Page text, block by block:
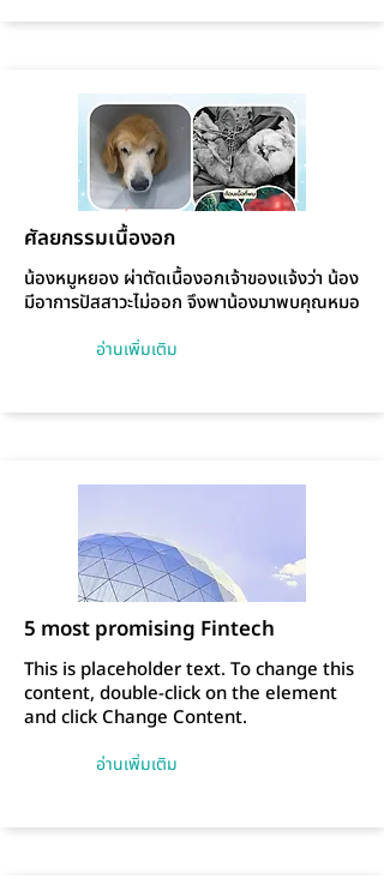
ศัลยกรรมเนื้องอก
น้องหมูหยอง ผ่าตัดเนื้องอกเจ้าของแจ้งว่า น้อง
มีอาการปัสสาวะไม่ออก จึงพาน้องมาพบคุณหมอ
อ่านเพิ่มเติม
5 most promising Fintech
This is placeholder text. To change this
content, double-click on the element
and click Change Content.
อ่านเพิ่มเติม